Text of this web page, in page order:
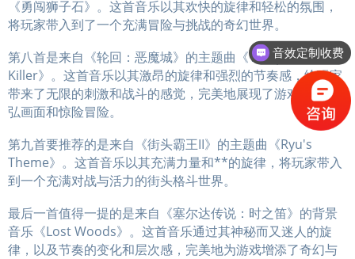
《勇闯狮子石》。这首音乐以其欢快的旋律和轻松的氛围，
将玩家带入到了一个充满冒险与挑战的奇幻世界。
第八首是来自《轮回：恶魔城》的主题曲《Vampire
Killer》。这首音乐以其激昂的旋律和强烈的节奏感，给玩家
带来了无限的刺激和战斗的感觉，完美地展现了游戏中的恢
弘画面和惊险冒险。
第九首要推荐的是来自《街头霸王II》的主题曲《Ryu's
Theme》。这首音乐以其充满力量和**的旋律，将玩家带入
到一个充满对战与活力的街头格斗世界。
最后一首值得一提的是来自《塞尔达传说：时之笛》的背景
音乐《Lost Woods》。这首音乐通过其神秘而又迷人的旋
律，以及节奏的变化和层次感，完美地为游戏增添了奇幻与
音效定制收费